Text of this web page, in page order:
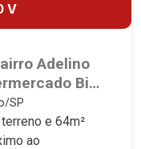
V
Adelino
Big
SP
e 64m²
ao